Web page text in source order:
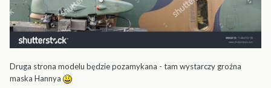
Druga strona modelu będzie pozamykana - tam wystarczy groźna
maska Hannya